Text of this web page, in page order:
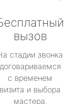
вызов
стадии звонка
договариваемся
с временем
визита и выбора
мастера.